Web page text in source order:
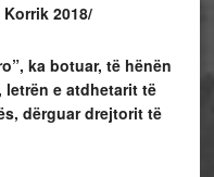
2018/
ka botuar, të hënën
letrën e atdhetarit të
dërguar drejtorit të